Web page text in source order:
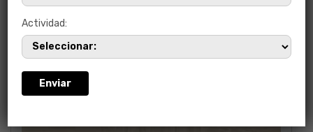
Actividad: